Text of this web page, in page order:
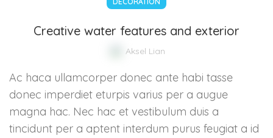
Creative water features and exterior
Aksel Lian
Ac haca ullamcorper donec ante habi tasse
donec imperdiet eturpis varius per a augue
magna hac. Nec hac et vestibulum duis a
tincidunt per a aptent interdum purus feugiat a id